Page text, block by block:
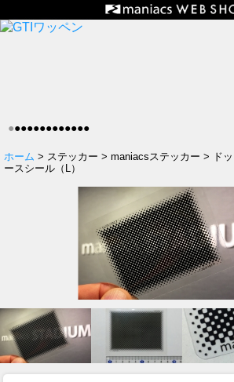
●●●●●●●●●●●●●
ホーム > ステッカー > maniacsステッカー > ド
ースシール（L）